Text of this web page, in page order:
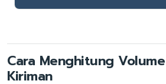
Cara Menghitung
Kiriman